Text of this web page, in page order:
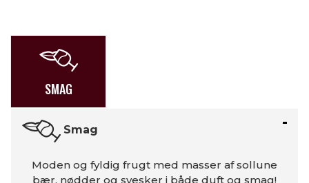
SMAG
Smag
Moden og fyldig frugt med masser af sollune
bær, nødder og svesker i både duft og smag!